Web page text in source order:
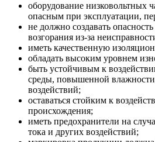
оборудование низковольтных
опасным при эксплуатации,
не должно создавать
возгорания из-за
иметь качественную
обладать высоким уровнем
быть устойчивым к
среды, повышенной
воздействий;
оставаться стойким к
происхождения;
иметь предохранители на
тока и других воздействий;